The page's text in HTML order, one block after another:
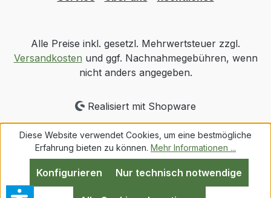
Alle Preise inkl. gesetzl. Mehrwertsteuer zzgl.
Versandkosten und ggf. Nachnahmegebühren, wenn
nicht anders angegeben.
Realisiert mit Shopware
Diese Website verwendet Cookies, um eine bestmögliche
Erfahrung bieten zu können. Mehr Informationen ...
Nur technisch notwendige
Konfigurieren